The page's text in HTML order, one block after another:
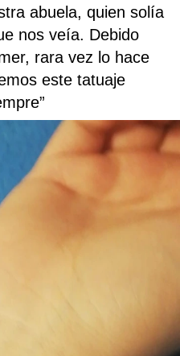
abuela, quien solía
nos veía. Debido
rara vez lo hace
este tatuaje